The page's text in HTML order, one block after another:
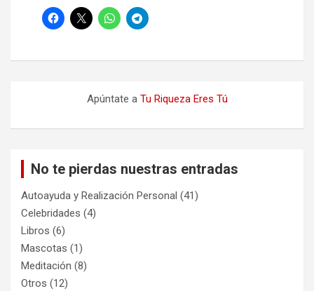
Apúntate a Tu Riqueza Eres Tú
No te pierdas nuestras entradas
Autoayuda y Realización Personal (41)
Celebridades (4)
Libros (6)
Mascotas (1)
Meditación (8)
Otros (12)